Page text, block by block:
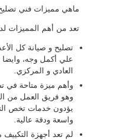
ماهي مميزات فني
تعد من أهم المميزات
تصليح و صيانة كل
علي أكمل وجه، وايضا
العادي و المركزي.
وأهم ميزة متاحة في
وهو فريق العمل من
يؤدون خدمات تخص
واسعة ودقة عالية.
لم تعد أجهزة التكييف